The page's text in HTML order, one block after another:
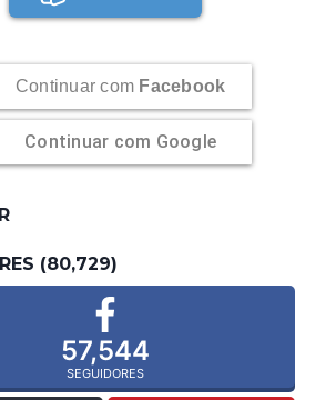
Continuar com Facebook
Continuar com Google
(80,729)
57,544
SEGUIDORES